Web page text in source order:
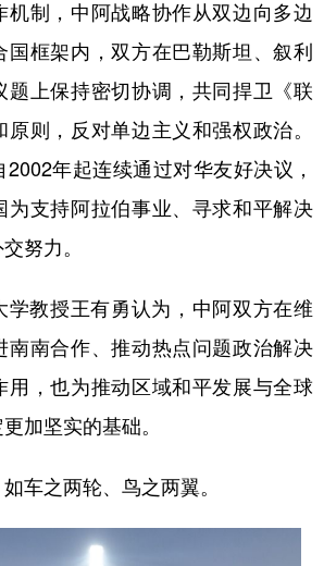
机制，中阿战略协作从双边向多边
国框架内，双方在巴勒斯坦、叙利
题上保持密切协调，共同捍卫《联
则，反对单边主义和强权政治。
年起连续通过对华友好决议，
为支持阿拉伯事业、寻求和平解决
努力。
教授王有勇认为，中阿双方在维
南南合作、推动热点问题政治解决
用，也为推动区域和平发展与全球
加坚实的基础。
之两轮、鸟之两翼。